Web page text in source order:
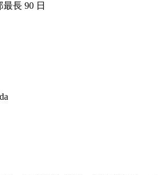
最長 90 日